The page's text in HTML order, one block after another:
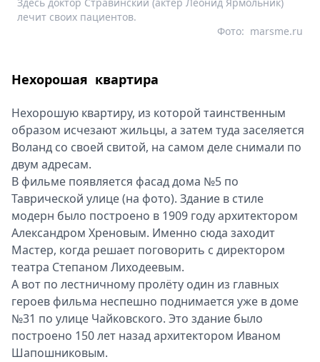
Здесь доктор Стравинский (актёр Леонид Ярмольник)
лечит своих пациентов.
marsme.ru
Фото:
Нехорошая квартира
Нехорошую квартиру, из которой таинственным
образом исчезают жильцы, а затем туда заселяется
Воланд со своей свитой, на самом деле снимали по
двум адресам.
В фильме появляется фасад дома №5 по
Таврической улице (на фото). Здание в стиле
модерн было построено в 1909 году архитектором
Александром Хреновым. Именно сюда заходит
Мастер, когда решает поговорить с директором
театра Степаном Лиходеевым.
А вот по лестничному пролёту один из главных
героев фильма неспешно поднимается уже в доме
№31 по улице Чайковского. Это здание было
построено 150 лет назад архитектором Иваном
Шапошниковым.